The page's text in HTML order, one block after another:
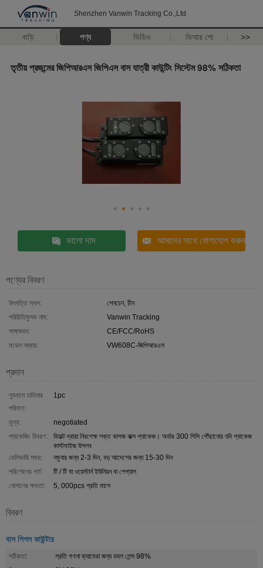
Shenzhen Vanwin Tracking Co.,Ltd
বাড়ি পণ্য ভিডিও ভিআর শো >>
তৃতীয় প্রজন্মের জিপিআরএস জিপিএস বাস যাত্রী কাউন্টিং সিস্টেম 98% সঠিকতা
ভালো দাম আমাদের সাথে যোগাযোগ করুন
পণ্যের বিবরণ
উৎপত্তি স্থল:
শেনচেন, চীন
পরিচিতিমুলক নাম:
Vanwin Tracking
সাক্ষ্যদান:
CE/FCC/RoHS
মডেল নম্বার:
VW608C-জিপিআরএস
প্রদান
ন্যূনতম চাহিদার
পরিমাণ:
1pc
মূল্য:
negotiated
প্যাকেজিং বিবরণ:
ডিফল্ট দ্বারা নিরপেক্ষ শক্ত কাগজ বাক্স প্যাকেজ। অর্ডার 300 পিসি পৌঁছানোর যদি প্যাকেজ
কাস্টমাইজ উপলব
ডেলিভারি সময়:
নমুনার জন্য 2-3 দিন, বড় আদেশের জন্য 15-30 দিন
পরিশোধের শর্ত:
টি / টি বা ওয়েস্টার্ন ইউনিয়ন বা পেপ্যাল
যোগানের ক্ষমতা:
5, 000pcs প্রতি মাসে
বিবরণ
বাস পিপল কাউন্টার
সঠিকতা:
প্রতি গণনা ক্যামেরা জন্য ডবল লেন্স 98%